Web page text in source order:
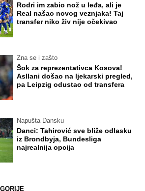
Rodri im zabio nož u leđa, ali je
Real našao novog veznjaka! Taj
transfer niko živ nije očekivao
Zna se i zašto
Šok za reprezentativca Kosova!
Asllani došao na ljekarski pregled,
pa Leipzig odustao od transfera
Napušta Dansku
Danci: Tahirović sve bliže odlasku
iz Brondbyja, Bundesliga
najrealnija opcija